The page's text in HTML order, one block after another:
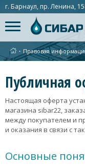
г. Барнаул, пр. Ленина,
∙ Правовая
Публичная
Настоящая оферта
магазина sibar22,
между покупателем и
и оказания в связи с
Основные